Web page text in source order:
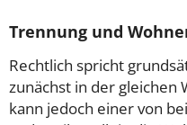
Trennung und
Rechtlich spricht
zunächst in der gleichen
kann jedoch einer von